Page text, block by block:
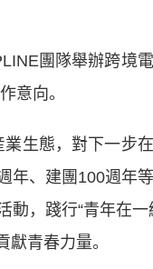
團隊舉辦跨境
意向。
生態，對下一步
年、建團100週年
動，踐行“青年在一
青春力量。